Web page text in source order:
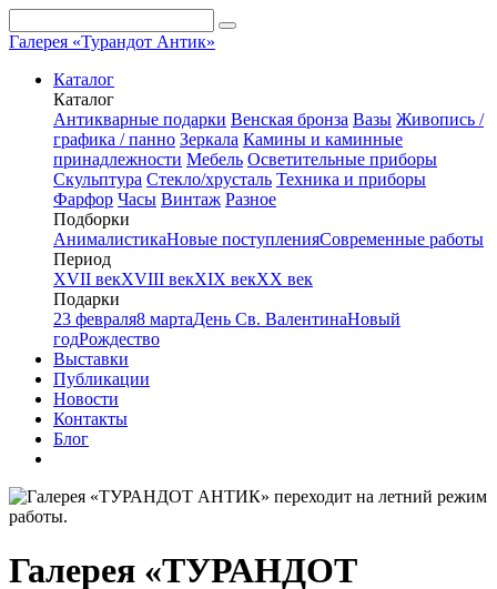
Галерея «Турандот Антик»
Каталог
Каталог
Антикварные подарки Венская бронза Вазы Живопись /
графика / панно Зеркала Камины и каминные
принадлежности Мебель Осветительные приборы
Скульптура Стекло/хрусталь Техника и приборы
Фарфор Часы Винтаж Разное
Подборки
АнималистикаНовые поступленияСовременные работы
Период
XVII векXVIII векXIX векXX век
Подарки
23 февраля8 мартаДень Св. ВалентинаНовый
годРождество
Выставки
Публикации
Новости
Контакты
Блог
Галерея «ТУРАНДОТ